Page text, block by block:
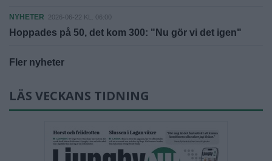
NYHETER 2026-06-22 KL. 06:00
Hoppades på 50, det kom 300: "Nu gör vi det igen"
Fler nyheter
LÄS VECKANS TIDNING